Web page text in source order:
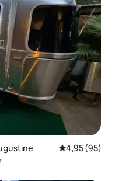
4,95 (95)